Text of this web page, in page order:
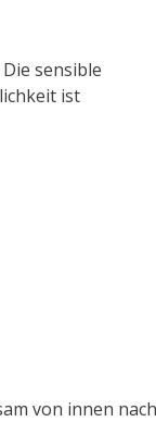
sensible
ist
von innen nach